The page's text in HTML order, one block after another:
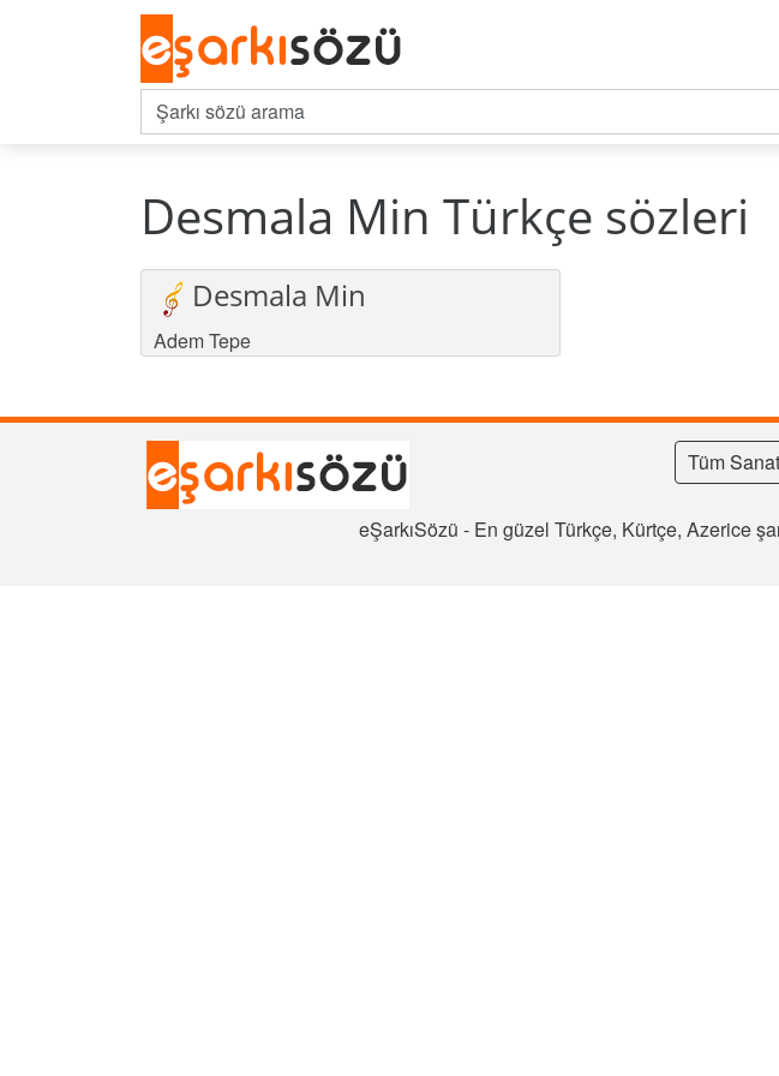
Desmala Min Türkçe sözleri
Desmala Min
Adem Tepe
Tüm
eŞarkıSözü - En güzel Türkçe, Kürtçe, Azerice